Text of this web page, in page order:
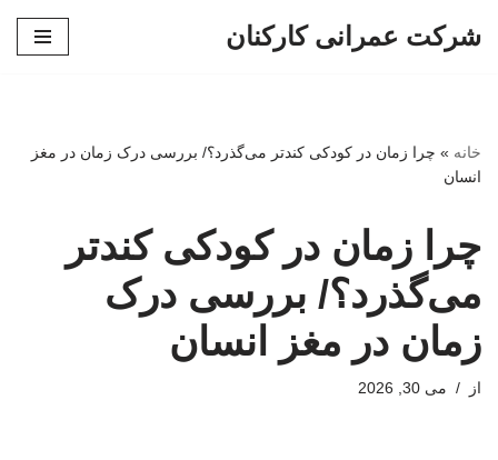
شرکت عمرانی کارکنان
خانه » چرا زمان در کودکی کندتر می‌گذرد؟/ بررسی درک زمان در مغز
انسان
چرا زمان در کودکی کندتر
می‌گذرد؟/ بررسی درک
زمان در مغز انسان
از می 30, 2026